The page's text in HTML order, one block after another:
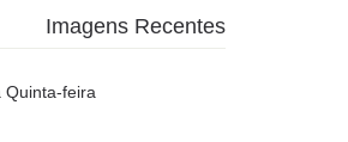
Imagens Recentes
Quinta-feira